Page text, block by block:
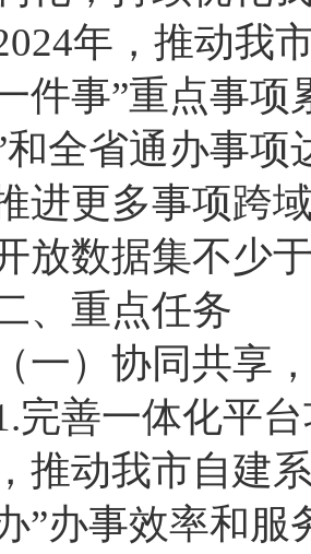
年，推动我市
件事”重点事项
和全省通办事项
进更多事项跨
放数据集不少
重点任务
）协同共享，
一体化平台
推动我市自建
”办事效率和